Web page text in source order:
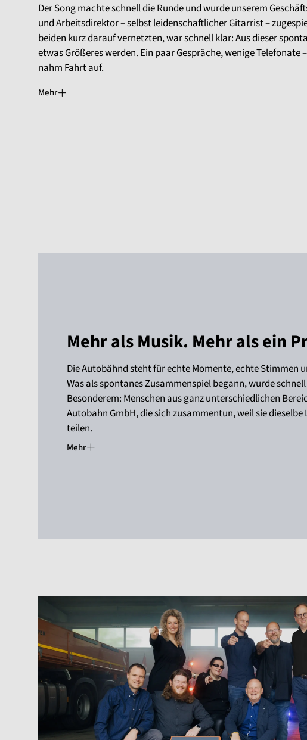
Der Song machte schnell die Runde und wurde unserem
und Arbeitsdirektor – selbst leidenschaftlicher Gitarrist –
beiden kurz darauf vernetzten, war schnell klar: Aus dieser
etwas Größeres werden. Ein paar Gespräche, wenige Telefonate
nahm Fahrt auf.
Mehr
Mehr als Musik. Mehr als ein
Die Autobähnd steht für echte Momente, echte Stimmen
Was als spontanes Zusammenspiel begann, wurde
Besonderem: Menschen aus ganz unterschiedlichen
Autobahn GmbH, die sich zusammentun, weil sie dieselbe
teilen.
Mehr